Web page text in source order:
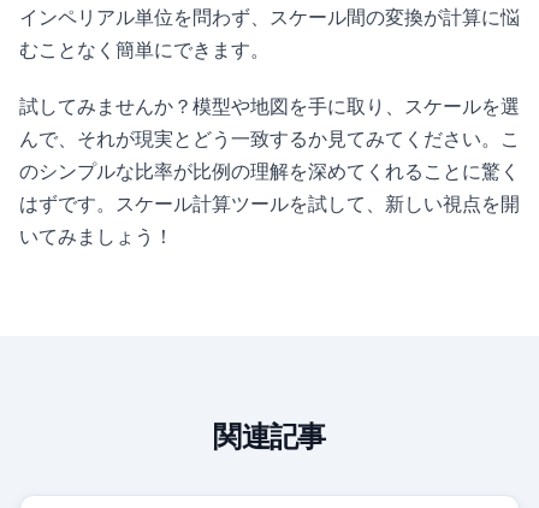
インペリアル単位を問わず、スケール間の変換が計算に悩
むことなく簡単にできます。
試してみませんか？模型や地図を手に取り、スケールを選
んで、それが現実とどう一致するか見てみてください。こ
のシンプルな比率が比例の理解を深めてくれることに驚く
はずです。スケール計算ツールを試して、新しい視点を開
いてみましょう！
関連記事